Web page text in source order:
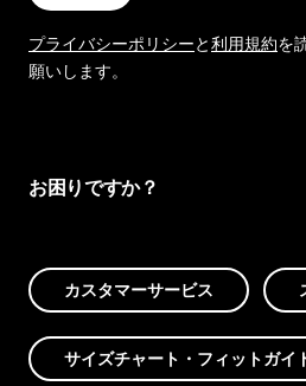
プライバシーポリシーと利用規約を
願いします。
お困りですか？
カスタマーサービス
サイズチャート・フィットガイ